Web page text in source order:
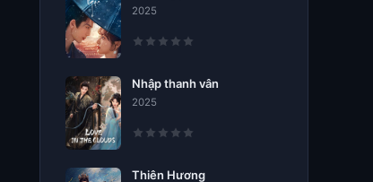
2025
Nhập thanh vân
2025
Thiên Hương